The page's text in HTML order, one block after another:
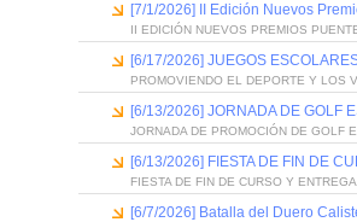
[7/1/2026] II Edición Nuevos
II EDICIÓN NUEVOS PREMIOS
[6/17/2026] JUEGOS
PROMOVIENDO EL DEPORTE Y LOS
[6/13/2026] JORNADA DE GOLF
JORNADA DE PROMOCIÓN DE GOLF
[6/13/2026] FIESTA DE FIN DE
FIESTA DE FIN DE CURSO Y
[6/7/2026] Batalla del Duero